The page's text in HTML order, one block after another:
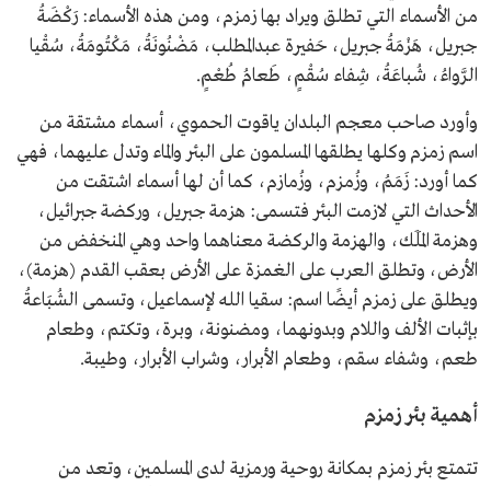
من الأسماء التي تطلق ويراد بها زمزم، ومن هذه الأسماء: رَكْضَةُ
جبريل، هَزْمَةُ جبريل، حَفيرة عبدالمطلب، مَضْنُونَةُ، مَكْتُومَةُ، سُقْيا
الرَّواءُ، شُباعَةُ، شِفاء سُقْمٍ، طَعامُ طُعْمٍ.
وأورد صاحب معجم البلدان ياقوت الحموي، أسماء مشتقة من
اسم زمزم وكلها يطلقها المسلمون على البئر والماء وتدل عليهما، فهي
كما أورد: زَمَمُ، وزُمزم، وزُمازم، كما أن لها أسماء اشتقت من
الأحداث التي لازمت البئر فتسمى: هزمة جبريل، وركضة جبرائيل،
وهزمة المَلَك، والهزمة والركضة معناهما واحد وهي المنخفض من
الأرض، وتطلق العرب على الغمزة على الأرض بعقب القدم (هزمة)،
ويطلق على زمزم أيضًا اسم: سقيا الله لإسماعيل، وتسمى الشُبَاعةُ
بإثبات الألف واللام وبدونهما، ومضنونة، وبرة، وتكتم، وطعام
طعم، وشفاء سقم، وطعام الأبرار، وشراب الأبرار، وطيبة.
أهمية بئر زمزم
تتمتع بئر زمزم بمكانة روحية ورمزية لدى المسلمين، وتعد من